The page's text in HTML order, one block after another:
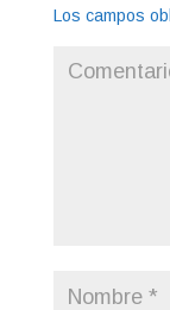
Los campos